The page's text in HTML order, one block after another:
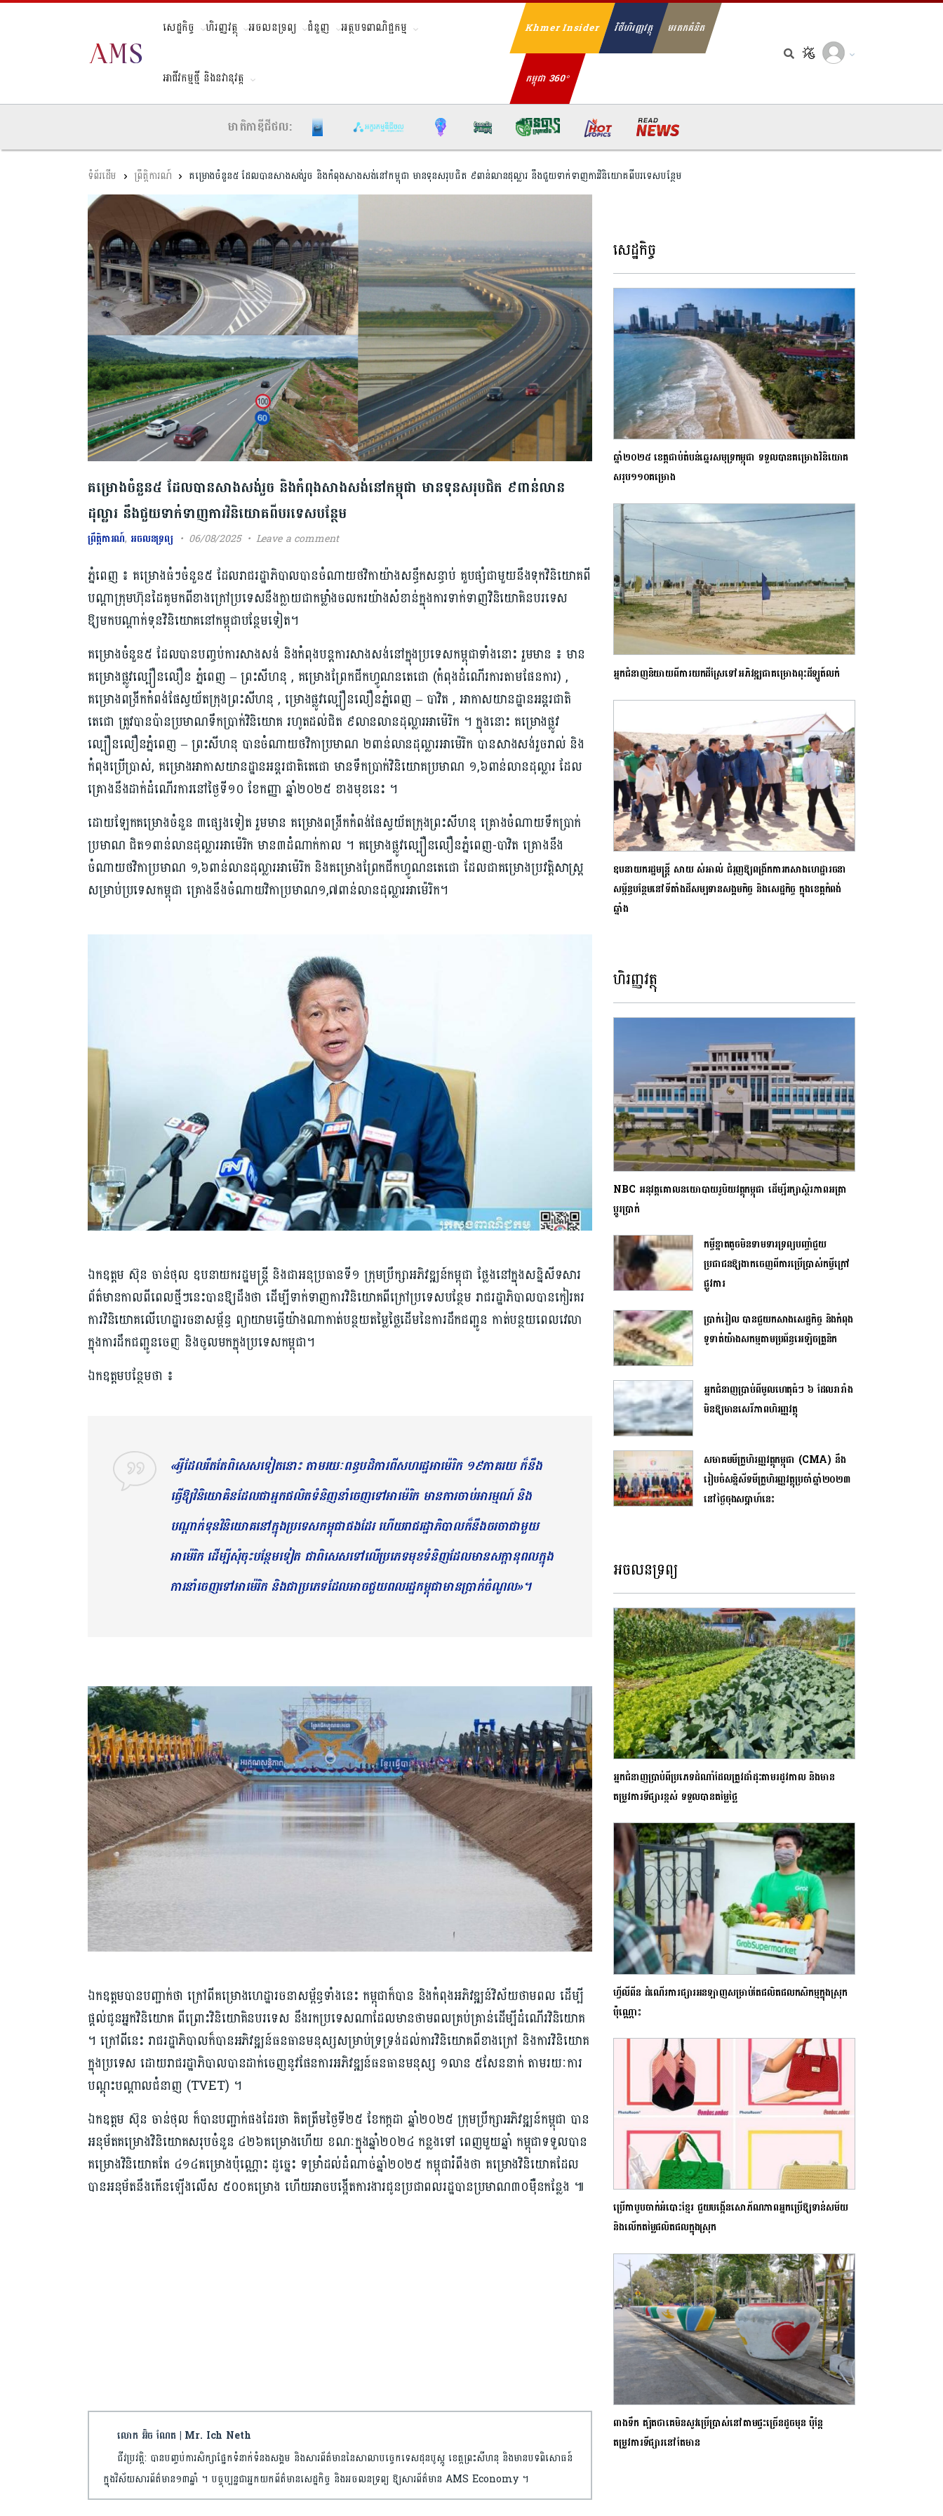
សេដ្ឋកិច្ច ហិរញ្ញវត្ថុ អចលនទ្រព្យ ជំនួញ អត្ថបទពាណិជ្ជកម្ម
អាជីវកម្មថ្មី និងនវានុវត្ត
Khmer Insider វិថីហិរញ្ញវត្ថុ មរតកគំនិត
កម្ពុជា 360°
មាតិកាឌីជីថល:
ព្រឹត្តិការណ៍ គម្រោងចំនួន៥ ​ដែលបានសាងសង់រួច និងកំពុងសាងសង់​នៅកម្ពុជា មានទុនសរុបជិត ៩​ពាន់លានដុល្លារ​ ​នឹងជួយ​ទាក់ទាញការ​វិនិយោគ​ពីបរទេសបន្ថែម​
គម្រោងចំនួន៥ ​ដែលបានសាងសង់រួច និងកំពុងសាងសង់​នៅកម្ពុជា មានទុនសរុបជិត ៩​ពាន់លាន
ដុល្លារ​ ​នឹងជួយ​ទាក់ទាញការ​វិនិយោគ​ពីបរទេសបន្ថែម​
ព្រឹត្តិការណ៍, អចលនទ្រព្យ 06/08/2025 Leave a comment
ភ្នំពេញ ៖ គម្រោង​ធំៗចំនួន​៥ ដែលរាជរដ្ឋាភិបាល​បានចំណាយថវិកាយ៉ាងសន្ធឹកសន្ធាប់ គួបផ្សំជាមួយនឹងទុកវិនិយោគ​ពី
បណ្តាក្រុមហ៊ុនដៃគូមកពី​ខាង​ក្រៅ​ប្រទេ​សនឹងក្លាយជាកម្លាំងចលករយ៉ាងសំខាន់ក្នុងការ​ទាក់ទា​ញ​​វិនិយោគិន​បរទេស​
ឱ្យមកបណ្ដាក់ទុនវិនិយោគ​នៅកម្ពុជាបន្ថែមទៀត។
គម្រោងចំនួន៥ ដែល​បានបញ្ចប់ការសាងសង់ និងកំពុងបន្តការ​សាងសង់​នៅក្នុងប្រទេស​កម្ពុជា​ទាំងនោះ រួមមាន​ ៖ ​មាន
គម្រោងផ្លូវល្បឿនលឿន ភ្នំពេញ​ – ព្រះសីហនុ , គម្រោង​ព្រែកជីក​ហ្វូណន​តេជោ (កំពុងដំណើរការតាមផែនការ) ,
គម្រោង​ពង្រីក​កំពង់ផែស្វយ័ត​ក្រុងព្រះ​សី​ហ​នុ , ម្រោង​ផ្លូវ​ល្បឿនលឿនភ្នំពេញ – បាវិត , អាកាស​យានដ្ឋានអន្តរជាតិ​
តេជោ ត្រូវបានប៉ាន​ប្រមាណទឹកប្រាក់​វិនិយោគ រហូតដល់ជិត ៩លានលានដុល្លារអាម៉េរិក​ ។ ក្នុងនោះ គម្រោង​ផ្លូវ
ល្បឿនលឿនភ្នំពេញ – ព្រះសីហនុ បានចំណាយថវិកា​ប្រមាណ ២ពាន់លានដុល្លារអាម៉េរិក បាន​សាងសង់រួចរាល់​ និង
កំពុងប្រើប្រាស់, គម្រោង​អាកាស​យានដ្ឋានអន្តរជាតិ​តេជោ មានទឹកប្រាក់​វិនិយោគ​ប្រមាណ ១,៦ពាន់​លានដុល្លារ​ ដែល
គ្រោងនឹង​ដាក់​ដំណើរការ​នៅថ្ងៃទី១០ ខែកញ្ញា ឆ្នាំ២០២៥ ខាងមុខនេះ ។
ដោយឡែកគម្រោងចំនួន ៣ផ្សេងទៀត ​រួមមាន ​គម្រោង​ពង្រីកកំពង់ផែស្វយ័តក្រុងព្រះសីហនុ គ្រោងចំណាយទឹកប្រាក់​
ប្រមាណ ជិត​១ពាន់លានដុល្លារអាម៉េរិក ​មាន៣ដំណាក់​កាល ។ គម្រោង​ផ្លូវ​ល្បឿនលឿន​ភ្នំ​ពេញ-បាវិត គ្រោងនឹង​
ចំណាយថវិកាប្រមាណ ១,៦ពាន់លានដុល្លារអាម៉េរិក និងគម្រោង​ព្រែកជីក​ហ្វូណនតេជោ ដែលជាគម្រោង​ប្រវត្តិសាស្ត្រ​
សម្រាប់​ប្រទេសកម្ពុជា គ្រោងនឹង​ចំណាយវិកា​ប្រមាណ១,៧​ពាន់លានដុល្លារអាម៉េរិក។​
ឯកឧត្តម ​ស៊ុន ចាន់​ថុល ឧបនាយករដ្ឋមន្ត្រី​ និងជាអនុប្រធាន​ទី១ ក្រុមប្រឹក្សាអភិវឌ្ឍន៍​កម្ពុជា​ ថ្លែង​នៅក្នុ​ងសន្និសីទសារ
ព័ត៌មានកាលពីពេលថ្មីៗនេះ​បានឱ្យដឹងថា ដើម្បីទាក់ទាញ​ការ​វិនិយោគ​ពី​ក្រៅប្រទេស​បន្ថែម រាជរដ្ឋាភិបាល​បានកៀរគរ​
ការ​វិនិយោគ​លើ​ហេដ្ឋារចនាសម្ព័ន្ធ ព្យាយាម​ធ្វើ​យ៉ាងណា​កាត់​បន្ថយតម្លៃថ្លៃដើម​នៃការ​ដឹកជញ្ជូន កាត់​បន្ថ​យ​ពេលវេលា
ក្នុងការដឹកជញ្ជូន​ចេញ និងចូល​មកក្នុងប្រទេស​កម្ពុជា។
ឯកឧត្តម​បន្ថែមថា ៖
«អ្វីដែលរឹតតែពិសេស​ទៀត​នោះ តាមរយៈពន្ធ​បដិការពីសហរដ្ឋអាម៉េរិក ១៩ភាគរយ ក៏​នឹង​
ធ្វើឱ្យ​វិនិយោគិនដែលជាអ្នកផលិតទំនិញនាំចេញទៅអាម៉េរិក មានការចាប់អារម្មណ៍​ និង
បណ្ដាក់ទុនវិនិយោគ​នៅក្នុង​ប្រទេស​កម្ពុជា​ផងដែរ ហើយរាជរដ្ឋាភិបាល​ក៏នឹង​ចរចា​ជាមួយ
អាម៉េរិក ដើម្បីសុំ​ចុះបន្ថែមទៀត​ ជាពិ​សេស​ទៅ​លើ​ប្រ​ភេទមុខ​ទំនិញដែល​មានសក្ដានុពល​ក្នុង
ការ​នាំចេញទៅអាម៉េរិក និង​ជា​ប្រភេទ​ដែលអាចជួយ​ពល​រដ្ឋ​​កម្ពុ​ជាមានប្រាក់ចំណូល»។
ឯកឧត្តម​បានបញ្ជាក់ថា ​ក្រៅពីគម្រោងហេដ្ឋារចនាសម្ព័ន្ធទាំង​នេះ កម្ពុជាក៏បាន ​និង​កំពុងអភិវឌ្ឍន៍​វិស័យ​ថាមពល​ ដើម្បី
ផ្ដល់ជូនអ្នកវិនិយោគ​ ពីព្រោះវិនិយោគិន​បរទេស​​​ នឹង​រក​ប្រទេស​ណាដែលមានថាមពល​គ្រប់គ្រាន់​ដើម្បីដំណើរវិនិយោគ​
។ ក្រៅពីនេះ រាជរដ្ឋាភិបាល​ក៏បានអភិវឌ្ឍន៍ធនធានមនុស្ស​សម្រាប់​ទ្រទ្រង់​ដល់​ការ​វិនិយោគពីខាងក្រៅ ​និងការ​វិនិយោគ
ក្នុងប្រទេស​ ដោយរាជរដ្ឋាភិបាល​បានដាក់ចេញនូវ​ផែនការ​អភិវឌ្ឍន៍ធនធានមនុស្ស​ ១លាន ​៥សែន​នាក់ តាមរយៈការ​
បណ្ដុះបណ្ដាលជំនាញ (TVET) ។
ឯកឧត្តម ស៊ុន ចាន់ថុល​ ក៏បានបញ្ជាក់ផងដែរថា គិតត្រឹមថ្ងៃទី២៥ ខែ​កក្កដា ឆ្នាំ២០២៥ ក្រុមប្រឹក្សាអភិវឌ្ឍន៍​កម្ពុជា បាន
អនុម័ត​គម្រោ​ងវិនិយោគសរុប​ចំនួន ៤២៦គម្រោង​ហើយ​ ខណៈក្នុងឆ្នាំ២០២៤ កន្លងទៅ ពេញមួយឆ្នាំ កម្ពុជា​ទទួលបាន
គម្រោង​វិនិយោគតែ ៤១៤​គម្រោង​ប៉ុណ្ណោះ ដូច្នេះ ទម្រាំដល់ដំណាច់​ឆ្នាំ​២០២៥ កម្ពុជា​រំពឹងថា​ គម្រោង​វិនិយោគដែល
បានអនុម័ត​នឹ​ងកើនឡើងលើស​ ៥០០​គម្រោង​ ហើយអាច​បង្កើតការងារ​ជូន​ប្រជាពលរដ្ឋ​បានប្រមាណ៣០​ម៉ឺនកន្លែង ៕
លោក អ៊ិច ណែត | Mr. Ich Neth
ជីវប្រវត្តិ: បានបញ្ចប់​ការ​សិក្សា​ផ្នែកទំនាក់ទំនង​សង្គម និងសារព័ត៌មាន​​នៃសាលា​បច្ចេកទេស​ដុន​បូស្កូ ខេត្តព្រះ​សីហនុ និងមានបទពិសោធន៍​
ក្នុងវិស័យ​សារព័ត៌មាន​១៣ឆ្នាំ ។ បច្ចុប្បន្នជា​អ្នកយកព័ត៌មាន​សេដ្ឋកិច្ច និងអចលនទ្រព្យ​ ឱ្យសារព័ត៌មាន AMS Economy ។​
សេដ្ឋកិច្ច
ឆ្នាំ២០២៥ ខេត្ត​ជាប់តំបន់ឆ្នេរសមុទ្រកម្ពុជា ​ទទួលបានគម្រោង​វិនិយោគ
សរុប១១០​គម្រោង
អ្នកជំនាញនិយាយពីការយកដីស្រែទៅអភិវឌ្ឍជាគម្រោងពុះដីឡូត៍លក់
ឧបនាយករដ្ឋមន្ត្រី​ សាយ សំអាល់ ជំរុញឱ្យពង្រីកការកសាងហេដ្ឋារចនា
សម្ព័ន្ធបន្ថែមនៅទីតាំងដីសម្បទានសង្គមកិច្ច​ និងសេដ្ឋកិច្ច ក្នុងខេត្តកំពង់
ឆ្នាំង
ហិរញ្ញវត្ថុ
NBC អនុវត្តគោលនយោបាយរូបិយវត្ថុកម្ពុជា ដើម្បីរក្សាស្ថិរភាពអត្រា
ប្តូរប្រាក់
កម្ចីខ្នាតតូចមិនទាមទារទ្រព្យបញ្ចាំជួយ
ប្រជាជនឱ្យងាកចេញពីការប្រើប្រាស់កម្ចីក្រៅ
ផ្លូវការ
ប្រាក់រៀល បានជួយកសាងសេដ្ឋកិច្ច និងកំពុង
ទូទាត់យ៉ាងសកម្មតាមប្រព័ន្ធអេឡិចត្រូនិក
អ្នកជំនាញប្រាប់ពីមូលហេតុធំៗ ៦ ដែលរារាំង
មិនឱ្យមានសេរីភាពហិរញ្ញវត្ថុ
សមាគមមីក្រូហិរញ្ញវត្ថុកម្ពុជា (CMA) នឹង
រៀបចំសន្និសីទមីក្រូហិរញ្ញវត្ថុប្រចាំឆ្នាំ២០២៣
នៅថ្ងៃចុងសប្ដាហ៍នេះ
អចលនទ្រព្យ
អ្នកជំនាញប្រាប់ពីប្រភេទដំណាំដែលត្រូវដាំដុះតាមរដូវកាល និងមាន
តម្រូវការទីផ្សារខ្ពស់ ទទួលបានតម្លៃថ្លៃ
ហ្វីលីពីន ដំណើរការផ្សារអនឡាញសម្រាប់តែផលិតផលកសិកម្មក្នុងស្រុក
ប៉ុណ្ណោះ
ប្រើកាបូបចាក់អំបោះខ្មែរ ជួយបង្កើនសោភ័ណភាពអ្នកប្រើឱ្យទាន់សម័យ
និងលើកតម្លៃផលិតផលក្នុងស្រុក
ពាងទឹក ត្បិតថាគេមិនសូវប្រើប្រាស់នៅតាមផ្ទះច្រើនដូចមុន ប៉ុន្តែ
តម្រូវការទីផ្សារនៅតែមាន